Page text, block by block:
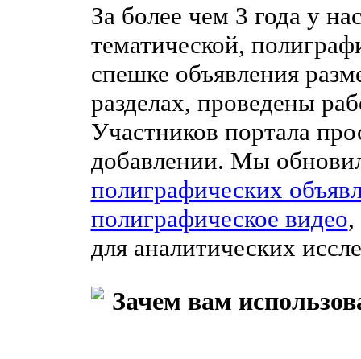
За более чем 3 года у
тематической,
спешке объявления
разделах, проведены
Участников портала
добавлении. Мы
полиграфических
полиграфическое видео,
для аналитических
Зачем вам